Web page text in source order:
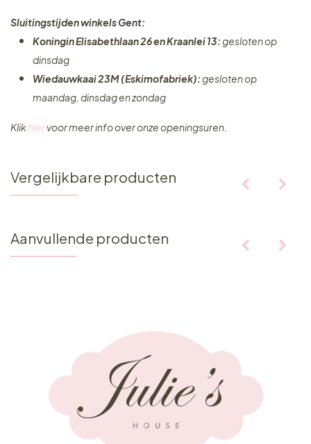
Sluitingstijden winkels Gent:
Koningin Elisabethlaan 26 en Kraanlei 13:gesloten op
dinsdag
Wiedauwkaai 23M (Eskimofabriek):gesloten op
maandag, dinsdag en zondag
Klikhiervoor meer info over onze openingsuren.
Vergelijkbare producten
Aanvullende producten